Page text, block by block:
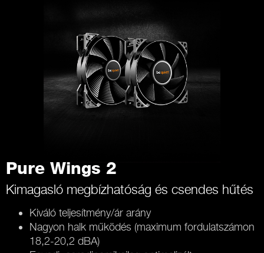
Pure Wings 2
Kimagasló megbízhatóság és csendes hűtés
Kiváló teljesítmény/ár arány
Nagyon halk működés (maximum fordulatszámon
18,2-20,2 dBA)